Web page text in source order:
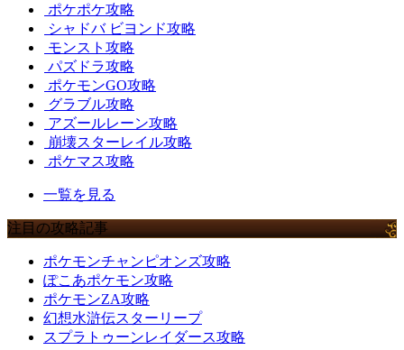
ポケポケ攻略
シャドバ ビヨンド攻略
モンスト攻略
パズドラ攻略
ポケモンGO攻略
グラブル攻略
アズールレーン攻略
崩壊スターレイル攻略
ポケマス攻略
一覧を見る
注目の攻略記事
ポケモンチャンピオンズ攻略
ぽこあポケモン攻略
ポケモンZA攻略
幻想水滸伝スターリープ
スプラトゥーンレイダース攻略